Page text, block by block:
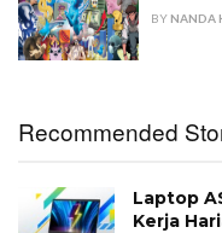
BY NANDA
Recommended
Laptop
Kerja